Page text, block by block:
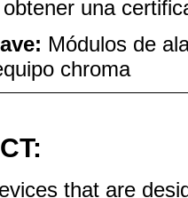
una
Módulos de
chroma
that are